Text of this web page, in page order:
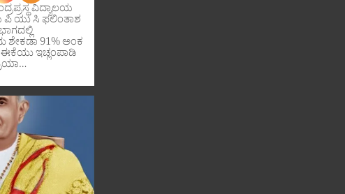
ವಿದ್ಯಾಲಯ
ಪಿ ಯು ಸಿ ಫಲಿಂತಾಶ
91% ಅಂಕ
ಈಕೆಯು ಇಚ್ಲಂಪಾಡಿ